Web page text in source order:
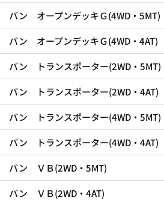
バン オープンデッキＧ(4WD・5MT)
バン オープンデッキＧ(4WD・4AT)
バン トランスポーター(2WD・5MT)
バン トランスポーター(2WD・4AT)
バン トランスポーター(4WD・5MT)
バン トランスポーター(4WD・4AT)
バン ＶＢ(2WD・5MT)
バン ＶＢ(2WD・4AT)